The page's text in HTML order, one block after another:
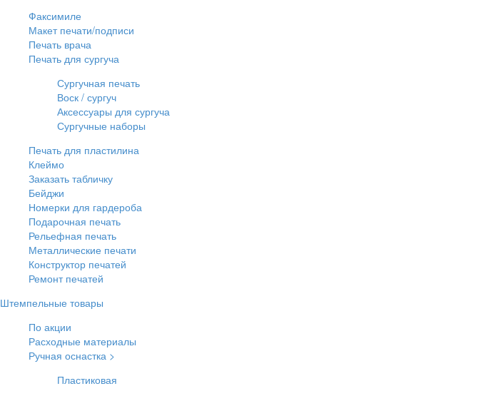
Факсимиле
Макет печати/подписи
Печать врача
Печать для сургуча
Сургучная печать
Воск / сургуч
Аксессуары для сургуча
Сургучные наборы
Печать для пластилина
Клеймо
Заказать табличку
Бейджи
Номерки для гардероба
Подарочная печать
Рельефная печать
Металлические печати
Конструктор печатей
Ремонт печатей
Штемпельные товары
По акции
Расходные материалы
Ручная оснастка >
Пластиковая